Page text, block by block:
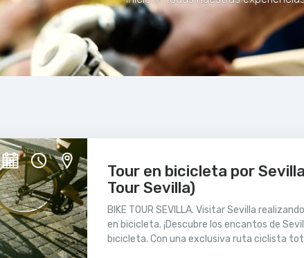
Tour en bicicleta por
Tour Sevilla)
BIKE TOUR SEVILLA. Visitar Sevilla
en bicicleta. ¡Descubre los encantos de
bicicleta. Con una exclusiva ruta ciclista